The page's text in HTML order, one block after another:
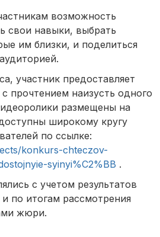
возможность
свои навыки, выбрать
им близки, и поделиться
участник предоставляет
прочтением наизусть одного
размещены на
широкому кругу
по ссылке:
konkurs-chteczov-
syinyi%C2%BB .
с учетом результатов
по итогам рассмотрения
жюри.